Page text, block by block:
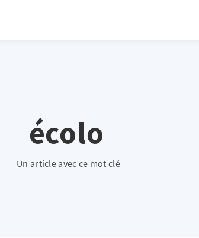
écolo
Un article avec ce mot clé